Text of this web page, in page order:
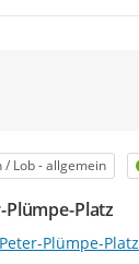
Äußerung
/ Lob - allgemein
Plümpe-Platz
Plümpe-Platz